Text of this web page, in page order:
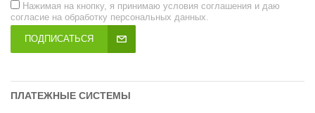
Нажимая на кнопку, я принимаю условия соглашения и даю
согласие на обработку персональных данных.
ПОДПИСАТЬСЯ
ПЛАТЕЖНЫЕ СИСТЕМЫ